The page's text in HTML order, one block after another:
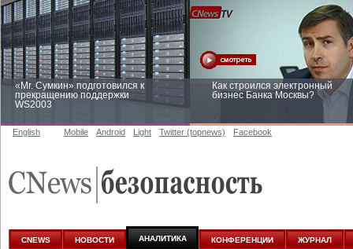
«Mr. Сумкин» подготовился к
прекращению поддержки
WS2003
Как строился электронный
бизнес Банка Москвы?
аналитике
English Mobile Android Light Twitter (topnews) Facebook
CNEWS НОВОСТИ АНАЛИТИКА КОНФЕРЕНЦИИ ЖУРНАЛ